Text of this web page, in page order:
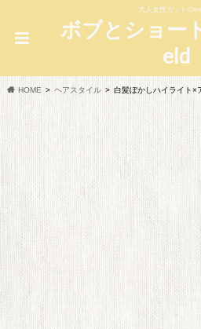
大人女性カットの
ボブとショー
eld
HOME ヘアスタイル 白髪ぼかしハイライト×